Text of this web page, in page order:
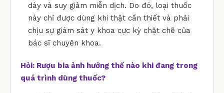
dày và suy giảm miễn dịch. Do đó, loại thuốc
này chỉ được dùng khi thật cần thiết và phải
chịu sự giám sát y khoa cực kỳ chặt chẽ của
bác sĩ chuyên khoa.
Hỏi: Rượu bia ảnh hưởng thế nào khi đang trong
quá trình dùng thuốc?